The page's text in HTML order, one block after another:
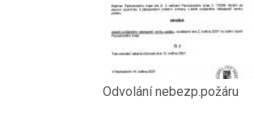
Odvolání nebezp.požáru